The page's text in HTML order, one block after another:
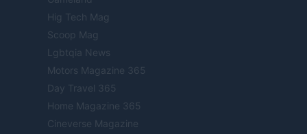
Hig Tech Mag
Scoop Mag
Lgbtqia News
Motors Magazine 365
Day Travel 365
Home Magazine 365
Cineverse Magazine